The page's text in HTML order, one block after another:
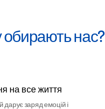
нас?
на все життя
дарує заряд емоцій і